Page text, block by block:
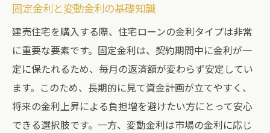
金融機関ごとのローン特典を比較する
ローン条件の違いとその影響を解説
住宅ローンシミュレーションの活用法
建売住宅購入における適切なローンの選び
方
返済計画に合わせたローンの選択肢
固定金利と変動金利の基礎知識
建売住宅を購入する際、住宅ローンの金利タイプは非常
に重要な要素です。固定金利は、契約期間中に金利が一
定に保たれるため、毎月の返済額が変わらず安定してい
ます。このため、長期的に見て資金計画が立てやすく、
将来の金利上昇による負担増を避けたい方にとって安心
できる選択肢です。一方、変動金利は市場の金利に応じ